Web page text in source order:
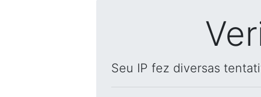
Seu IP fez diversas